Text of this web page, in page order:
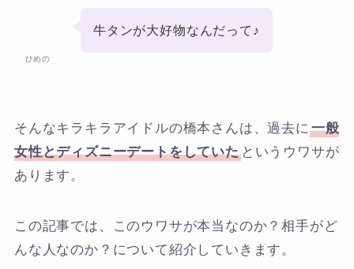
ひめの
牛タンが大好物なんだって♪
そんなキラキラアイドルの橋本さんは、過去に 一般
女性とディズニーデートをしていたというウワサが
あります。
この記事では、このウワサが本当なのか？相手がど
んな人なのか？について紹介していきます。